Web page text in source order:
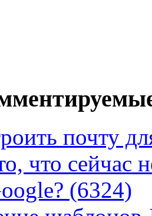
почту
что сейчас
(6324)